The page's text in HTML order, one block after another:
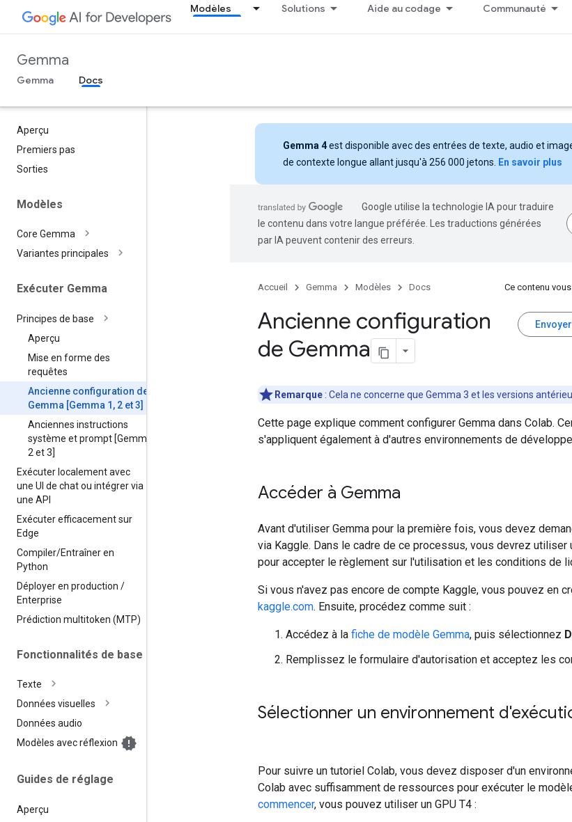
Modèles Solutions Aide au codage Communauté
Gemma
Gemma Docs
Aperçu
Premiers pas
Sorties
Modèles
Core Gemma
Variantes principales
Exécuter Gemma
Principes de base
Aperçu
Mise en forme des
requêtes
Ancienne configuration de
Gemma [Gemma 1 , 2 et 3]
Anciennes instructions
système et prompt [Gemma 1
2 et 3]
Exécuter localement avec
une UI de chat ou intégrer via
une API
Exécuter efficacement sur
Edge
Compiler/Entraîner en
Python
Déployer en production /
Enterprise
Prédiction multitoken (MTP)
Fonctionnalités de base
Texte
Données visuelles
Données audio
Modèles avec réflexion
Guides de réglage
Aperçu
Gemma 4est disponible avec des entrées de texte, audio et
de contexte longue allant jusqu'à 256 000 jetons.
En savoir plus
Google utilise la technologie IA pour traduire
le contenu dans votre langue préférée. Les traductions générées
par IA peuvent contenir des erreurs.
Accueil Gemma Modèles Docs Ce contenu
Ancienne configuration
de Gemma
Remarque : Cela ne concerne que Gemma 3 et les versions
Cette page explique comment configurer Gemma dans Colab.
s'appliquent également à d'autres environnements de
Accéder à Gemma
Avant d'utiliser Gemma pour la première fois, vous devez
via Kaggle. Dans le cadre de ce processus, vous devrez utiliser
pour accepter le règlement sur l'utilisation et les conditions de
Si vous n'avez pas encore de compte Kaggle, vous pouvez en
kaggle.com. Ensuite, procédez comme suit :
Accédez à la fiche de modèle Gemma, puis sélectionnez
Remplissez le formulaire d'autorisation et acceptez les
Sélectionner un environnement
Pour suivre un tutoriel Colab, vous devez disposer d'un
Colab avec suffisamment de ressources pour exécuter le
commencer, vous pouvez utiliser un GPU T4 :